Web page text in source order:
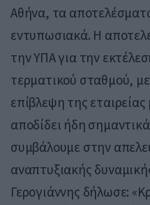
Αθήνα, τα
εντυπωσιακά. Η
την ΥΠΑ για την
τερματικού σταθμού,
επίβλεψη της
αποδίδει ήδη
συμβάλουμε στην
αναπτυξιακής
Γερογιάννης δήλωσε: